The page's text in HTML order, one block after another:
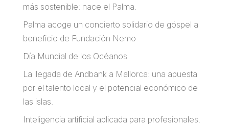
más sostenible: nace el Palma.
Palma acoge un concierto solidario de góspel a
beneficio de Fundación Nemo
Día Mundial de los Océanos
La llegada de Andbank a Mallorca: una apuesta
por el talento local y el potencial económico de
las islas.
Inteligencia artificial aplicada para profesionales.